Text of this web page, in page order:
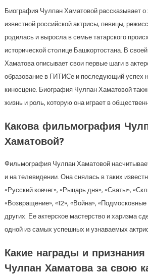
Биография Чулпан Хаматовой рассказывает о
известной российской актрисы, певицы,
родилась и выросла в семье татарского
исторической столице Башкортостана. В
Хаматова описывает свои первые шаги в
образование в ГИТИСе и последующий успех
киносцене. Биография Чулпан Хаматовой
жизнь и роль, которую она играет в
Какова фильмография
Хаматовой?
Фильмография Чулпан Хаматовой
и на телевидении. Она снялась в таких
«Русский ковчег», «Рыцарь дня», «Сваты»,
«Возвращение», «12», «Война», «Подмосковные
других. Ее актерское мастерство и харизма
одной из самых успешных и узнаваемых
Какие награды и
Чулпан Хаматова за свою